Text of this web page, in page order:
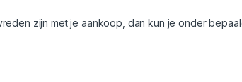
zijn met je aankoop, dan kun je onder